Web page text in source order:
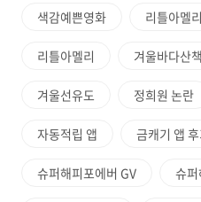
색감예쁜영화 리틀아멜
리틀아멜리 겨울바다산책
겨울선유도 정희원 논란
자동적립 앱 금캐기 앱 후
슈퍼해피포에버 GV 슈